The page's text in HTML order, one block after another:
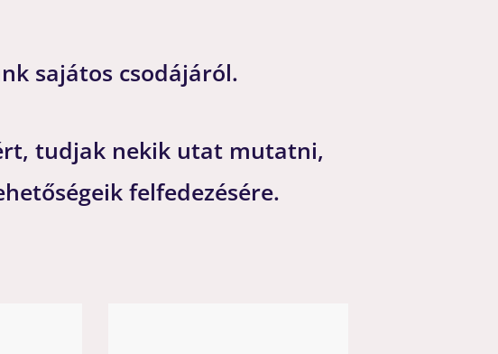
sajátos csodájáról.
tudjak nekik utat mutatni,
felfedezésére.